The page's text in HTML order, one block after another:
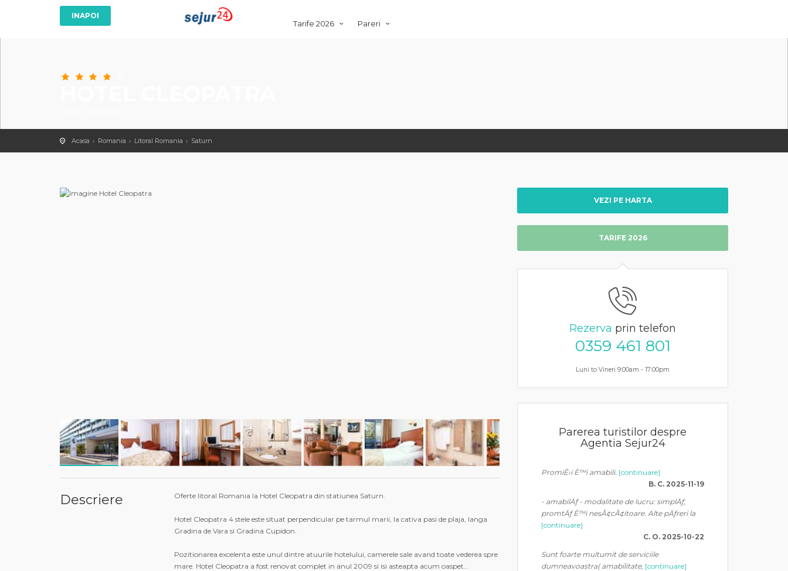
Tarife 2026 Pareri
Acasa Romania Litoral Romania Saturn
Descriere Oferte litoral Romania la Hotel Cleopatra din statiunea Saturn.
Hotel Cleopatra 4 stele este situat perpendicular pe tarmul marii, la cativa pasi de plaja, langa
Gradina de Vara si Gradina Cupidon.
Pozitionarea excelenta este unul dintre atuurile hotelului, camerele sale avand toate vederea spre
mare. Hotel Cleopatra a fost renovat complet in anul 2009 si isi asteapta acum oaspet
VEZI PE HARTA
TARIFE 2026
Rezerva prin telefon
0359 461 801
Luni to Vineri 9:00am - 17:00pm
Parerea turistilor despre
Agentia Sejur24
PromiÈ›i È™i amabili. [continuare]
B. C. 2025-11-19
- amabilÄƒ - modalitate de lucru: simplÄƒ,
promtÄƒ È™i nesÃ¢cÃ¢itoare. Alte pÄƒreri la
[continuare]
C. O. 2025-10-22
Sunt foarte multumit de serviciile
dumneavoastra( amabilitate, [continuare]